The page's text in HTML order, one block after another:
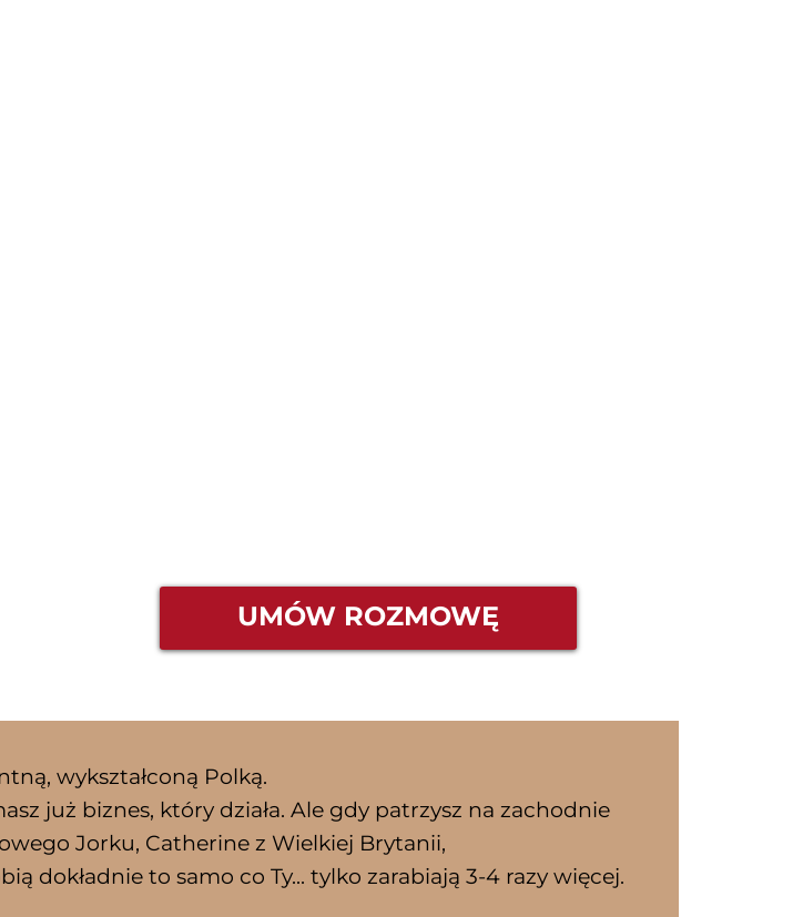
UMÓW ROZMOWĘ
wykształconą Polką.
już biznes, który działa. Ale gdy patrzysz na zachodnie
Jorku, Catherine z Wielkiej Brytanii,
dokładnie to samo co Ty... tylko zarabiają 3-4 razy więcej.